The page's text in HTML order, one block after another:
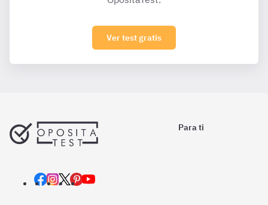
Ver test gratis
Para ti